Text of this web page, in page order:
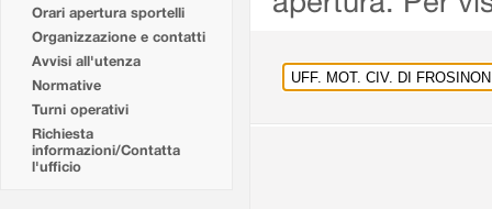
Orari apertura sportelli
Organizzazione e contatti
Avvisi all'utenza
Normative
Turni operativi
Richiesta
informazioni/Contatta
l'ufficio